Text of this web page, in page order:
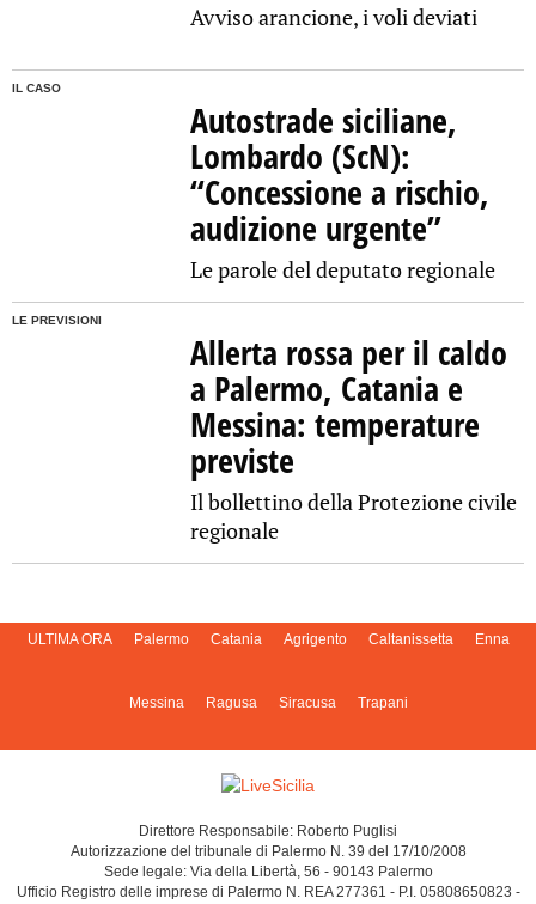
Avviso arancione, i voli deviati
IL CASO
Autostrade siciliane,
Lombardo (ScN):
“Concessione a rischio,
audizione urgente”
Le parole del deputato regionale
LE PREVISIONI
Allerta rossa per il caldo
a Palermo, Catania e
Messina: temperature
previste
Il bollettino della Protezione civile
regionale
ULTIMA ORA Palermo Catania Agrigento Caltanissetta Enna
Messina Ragusa Siracusa Trapani
Direttore Responsabile: Roberto Puglisi
Autorizzazione del tribunale di Palermo N. 39 del 17/10/2008
Sede legale: Via della Libertà, 56 - 90143 Palermo
Ufficio Registro delle imprese di Palermo N. REA 277361 - P.I. 05808650823 -